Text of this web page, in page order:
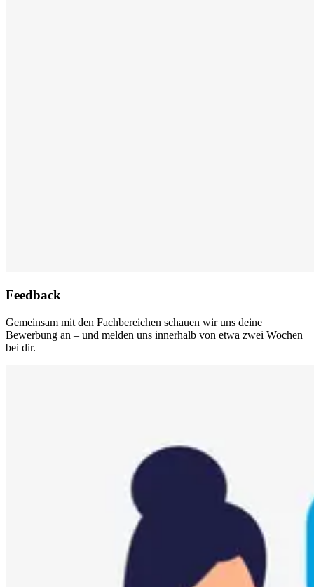
Feedback
Gemeinsam mit den Fachbereichen schauen wir uns deine
Bewerbung an – und melden uns innerhalb von etwa zwei Wochen
bei dir.